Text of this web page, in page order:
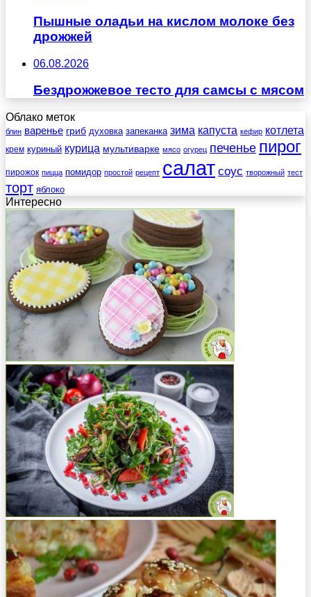
Пышные оладьи на кислом молоке без
дрожжей
06.08.2026
Бездрожжевое тесто для самсы с мясом
Облако меток
блин варенье гриб духовка запеканка зима капуста кефир котлета
крем куриный курица мультиварке мясо огурец печенье пирог
пирожок пицца помидор простой рецепт салат соус творожный тест
торт яблоко
Интересно